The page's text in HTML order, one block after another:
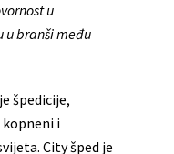
u
u branši među
špedicije,
i
City šped je